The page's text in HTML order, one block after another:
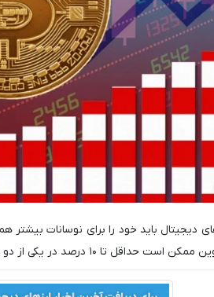
دیجیتال باید خود را برای نوسانات
درصد در یکی از دو جهت صعود یا نزول حرکت کند.